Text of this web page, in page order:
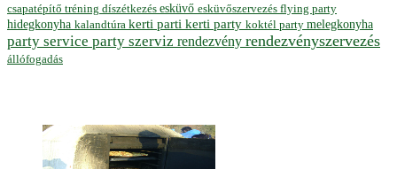
csapatépítő tréning díszétkezés esküvő esküvőszervezés flying party
hidegkonyha kalandtúra kerti parti kerti party koktél party melegkonyha
party service party szerviz rendezvény rendezvényszervezés
állófogadás